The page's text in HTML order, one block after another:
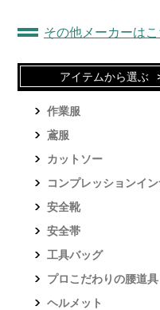
その他メーカーは
アイテムから選ぶ
作業服
鳶服
カットソー
コンプレッションイ
安全靴
安全帯
工具バッグ
プロこだわりの腰道具
ヘルメット